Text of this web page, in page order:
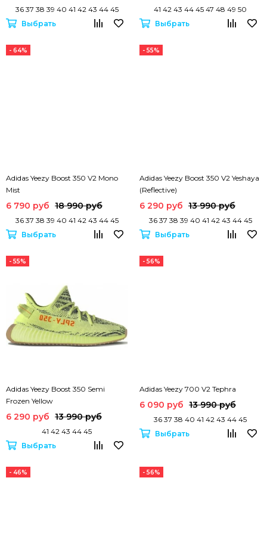
36 37 38 39 40 41 42 43 44 45
Выбрать
41 42 43 44 45 47 48 49 50
Выбрать
- 64%
Adidas Yeezy Boost 350 V2 Mono
Mist
6 790 руб 18 990 руб
36 37 38 39 40 41 42 43 44 45
Выбрать
- 55%
Adidas Yeezy Boost 350 V2 Yeshaya
(Reflective)
6 290 руб 13 990 руб
36 37 38 39 40 41 42 43 44 45
Выбрать
- 55%
Adidas Yeezy Boost 350 Semi
Frozen Yellow
6 290 руб 13 990 руб
41 42 43 44 45
Выбрать
- 56%
Adidas Yeezy 700 V2 Tephra
6 090 руб 13 990 руб
36 37 38 40 41 42 43 44 45
Выбрать
- 46% - 56%